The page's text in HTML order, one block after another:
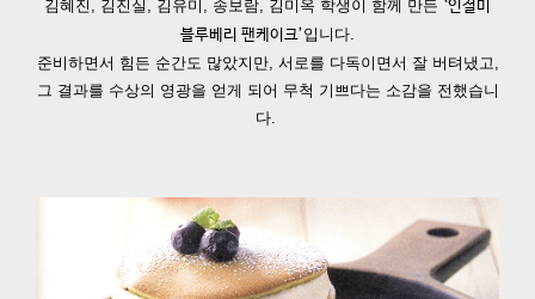
김혜진, 김진실, 김유미, 송보람, 김미옥 학생이 함께 만든 ‘인절미
블루베리 팬케이크’입니다.
준비하면서 힘든 순간도 많았지만, 서로를 다독이면서 잘 버텨냈고,
그 결과를 수상의 영광을 얻게 되어 무척 기쁘다는 소감을 전했습니
다.